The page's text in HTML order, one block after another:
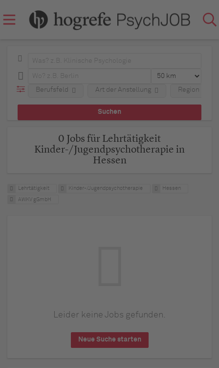
Berufsfeld Art der Anstellung Region
0 Jobs für Lehrtätigkeit
Kinder-/Jugendpsychotherapie in
Hessen
Lehrtätigkeit Kinder-/Jugendpsychotherapie Hessen
AWKV gGmbH
Leider keine Jobs gefunden.
Neue Suche starten